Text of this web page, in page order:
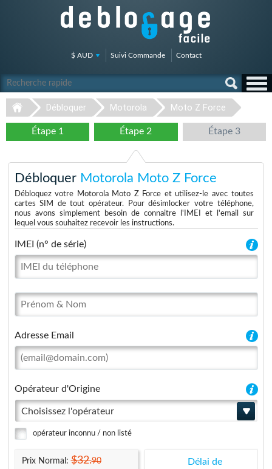
$ AUD Suivi Commande Contact
Débloquer Motorola Moto Z Force
Étape 1 Étape 2 Étape 3
Débloquer Motorola Moto Z Force
Débloquez votre Motorola Moto Z Force et utilisez-le avec toutes
cartes SIM de tout opérateur. Pour désimlocker votre téléphone,
nous avons simplement besoin de connaitre l'IMEI et l'email sur
lequel vous souhaitez recevoir les instructions.
IMEI (n° de série)
Adresse Email
Opérateur d'Origine
Choisissez l'opérateur
opérateur inconnu / non listé
Prix Normal:$32.90
Délai de